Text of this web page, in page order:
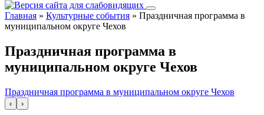
Главная » Культурные события » Праздничная программа в
муниципальном округе Чехов
Праздничная программа в
муниципальном округе Чехов
Праздничная программа в муниципальном округе Чехов
‹ ›